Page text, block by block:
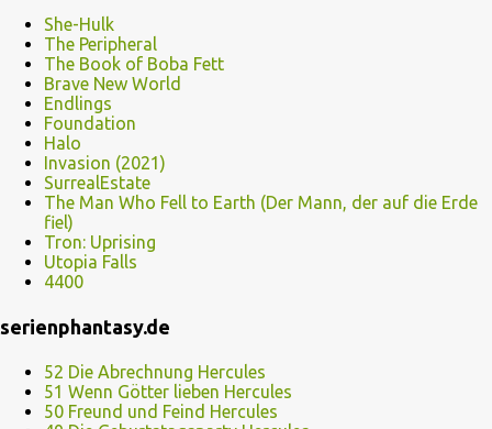
She-Hulk
The Peripheral
The Book of Boba Fett
Brave New World
Endlings
Foundation
Halo
Invasion (2021)
SurrealEstate
The Man Who Fell to Earth (Der Mann, der auf die Erde
fiel)
Tron: Uprising
Utopia Falls
4400
serienphantasy.de
52 Die Abrechnung Hercules
51 Wenn Götter lieben Hercules
50 Freund und Feind Hercules